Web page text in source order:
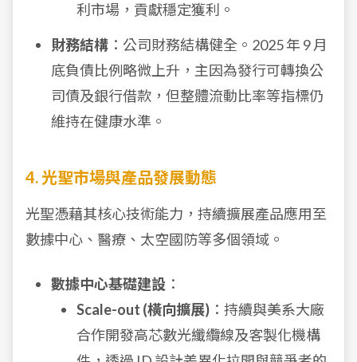
利市場，貢獻穩定獲利。
財務結構 ：公司財務結構健全。2025 年 9 月
底負債比例略微上升，主因為發行可轉換公
司債及銀行借款，但整體流動比率等指標仍
維持在健康水準。
4. 光聖市場與產品發展動態
光聖憑藉其核心技術能力，持續擴展產品應用至
數據中心、醫療、太空國防等多個領域。
數據中心基礎建設 ：
Scale-out (橫向擴展) ：持續與美系大廠
合作開發高芯數光纖纜線及客製化機構